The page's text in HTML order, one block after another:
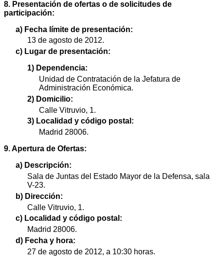
8. Presentación de ofertas o de solicitudes de
participación:
a) Fecha límite de presentación:
13 de agosto de 2012.
c) Lugar de presentación:
1) Dependencia:
Unidad de Contratación de la Jefatura de
Administración Económica.
2) Domicilio:
Calle Vitruvio, 1.
3) Localidad y código postal:
Madrid 28006.
9. Apertura de Ofertas:
a) Descripción:
Sala de Juntas del Estado Mayor de la Defensa, sala
V-23.
b) Dirección:
Calle Vitruvio, 1.
c) Localidad y código postal:
Madrid 28006.
d) Fecha y hora:
27 de agosto de 2012, a 10:30 horas.